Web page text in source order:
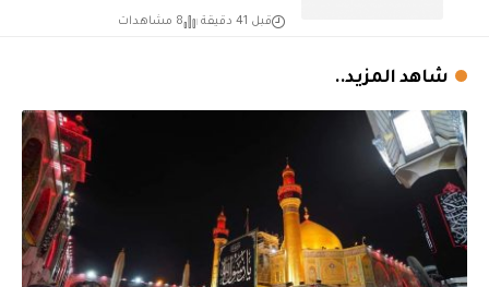
قبل 41 دقيقة 8 مشاهدات
شاهد المزيد..